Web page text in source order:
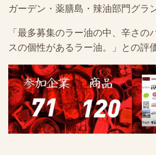
ガーデン・薬膳島・辣油部門グラ
「最多募集のラー油の中、辛さの
スの個性があるラー油。」との評